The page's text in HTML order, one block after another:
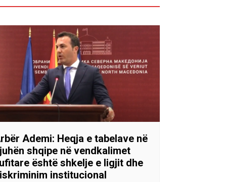
Ademi: Heqja e tabelave në
shqipe në vendkalimet
është shkelje e ligjit dhe
institucional